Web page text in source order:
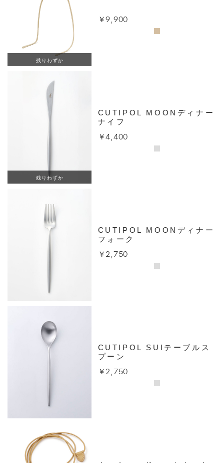
残りわずか
￥9,900
残りわずか
CUTIPOL MOONディナー
ナイフ
￥4,400
CUTIPOL MOONディナー
フォーク
￥2,750
CUTIPOL SUIテーブルス
プーン
￥2,750